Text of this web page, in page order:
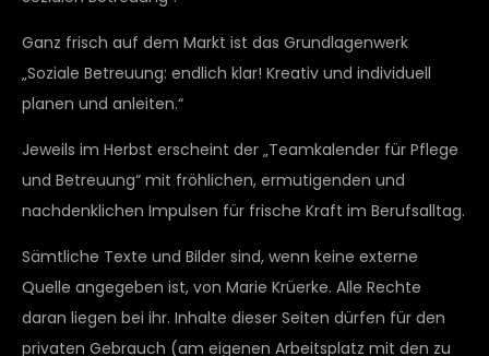
Ganz frisch auf dem Markt ist das Grundlagenwerk
„Soziale Betreuung: endlich klar! Kreativ und individuell
planen und anleiten.“
Jeweils im Herbst erscheint der „Teamkalender für Pflege
und Betreuung“ mit fröhlichen, ermutigenden und
nachdenklichen Impulsen für frische Kraft im Berufsalltag.
Sämtliche Texte und Bilder sind, wenn keine externe
Quelle angegeben ist, von Marie Krüerke. Alle Rechte
daran liegen bei ihr. Inhalte dieser Seiten dürfen für den
privaten Gebrauch (am eigenen Arbeitsplatz mit den zu